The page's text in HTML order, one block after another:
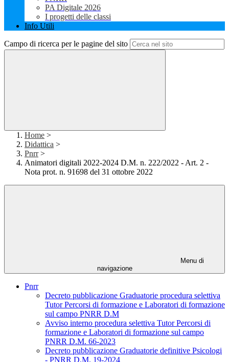
PA Digitale 2026
I progetti delle classi
Info Utili
Campo di ricerca per le pagine del sito
Home >
Didattica >
Pnrr >
Animatori digitali 2022-2024 D.M. n. 222/2022 - Art. 2 -
Nota prot. n. 91698 del 31 ottobre 2022
Menu di
navigazione
Pnrr
Decreto pubblicazione Graduatorie procedura selettiva
Tutor Percorsi di formazione e Laboratori di formazione
sul campo PNRR D.M
Avviso interno procedura selettiva Tutor Percorsi di
formazione e Laboratori di formazione sul campo
PNRR D.M. 66-2023
Decreto pubblicazione Graduatorie definitive Psicologi
- PNRR D.M. 19-2024